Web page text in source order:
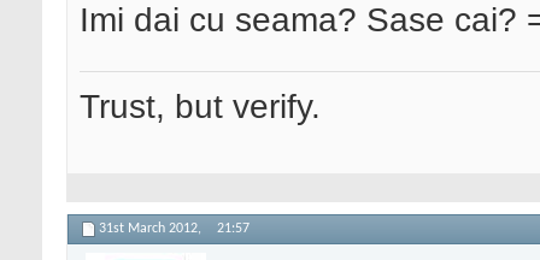
Imi dai cu seama? Sase cai?
Trust, but verify.
31st March 2012, 21:57